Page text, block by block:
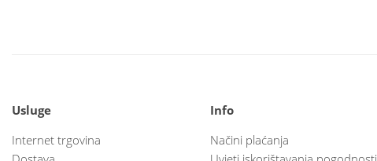
Usluge
Internet trgovina
Info
Načini plaćanja